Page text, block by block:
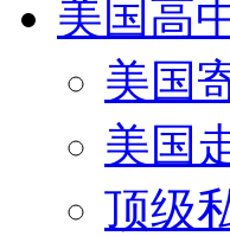
美国高
美国
美国
顶级